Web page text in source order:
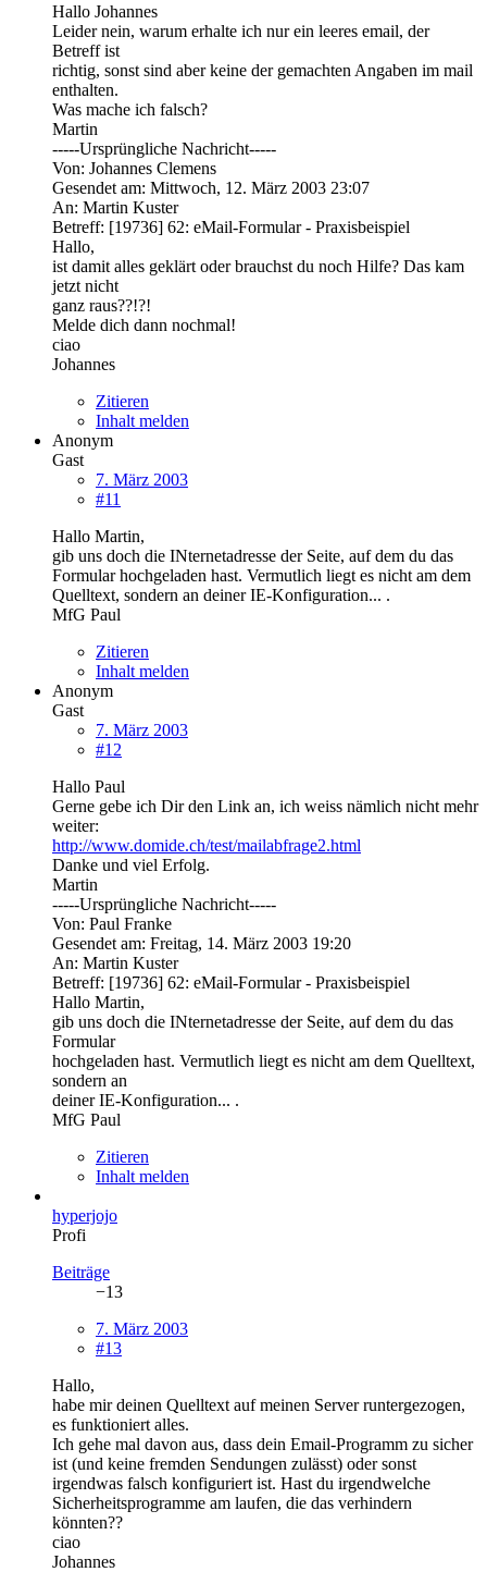
Hallo Johannes
Leider nein, warum erhalte ich nur ein leeres email, der
Betreff ist
richtig, sonst sind aber keine der gemachten Angaben im mail
enthalten.
Was mache ich falsch?
Martin
-----Ursprüngliche Nachricht-----
Von: Johannes Clemens
Gesendet am: Mittwoch, 12. März 2003 23:07
An: Martin Kuster
Betreff: [19736] 62: eMail-Formular - Praxisbeispiel
Hallo,
ist damit alles geklärt oder brauchst du noch Hilfe? Das kam
jetzt nicht
ganz raus??!?!
Melde dich dann nochmal!
ciao
Johannes
Zitieren
Inhalt melden
Anonym
Gast
7. März 2003
#11
Hallo Martin,
gib uns doch die INternetadresse der Seite, auf dem du das
Formular hochgeladen hast. Vermutlich liegt es nicht am dem
Quelltext, sondern an deiner IE-Konfiguration... .
MfG Paul
Zitieren
Inhalt melden
Anonym
Gast
7. März 2003
#12
Hallo Paul
Gerne gebe ich Dir den Link an, ich weiss nämlich nicht mehr
weiter:
http://www.domide.ch/test/mailabfrage2.html
Danke und viel Erfolg.
Martin
-----Ursprüngliche Nachricht-----
Von: Paul Franke
Gesendet am: Freitag, 14. März 2003 19:20
An: Martin Kuster
Betreff: [19736] 62: eMail-Formular - Praxisbeispiel
Hallo Martin,
gib uns doch die INternetadresse der Seite, auf dem du das
Formular
hochgeladen hast. Vermutlich liegt es nicht am dem Quelltext,
sondern an
deiner IE-Konfiguration... .
MfG Paul
Zitieren
Inhalt melden
hyperjojo
Profi
Beiträge
−13
7. März 2003
#13
Hallo,
habe mir deinen Quelltext auf meinen Server runtergezogen,
es funktioniert alles.
Ich gehe mal davon aus, dass dein Email-Programm zu sicher
ist (und keine fremden Sendungen zulässt) oder sonst
irgendwas falsch konfiguriert ist. Hast du irgendwelche
Sicherheitsprogramme am laufen, die das verhindern
könnten??
ciao
Johannes